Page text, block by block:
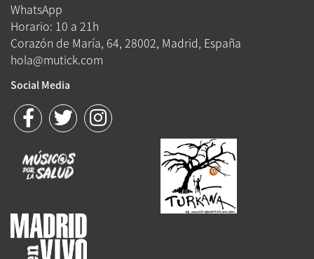
WhatsApp
Horario: 10 a 21h
Corazón de María, 64, 28002, Madrid, España
hola@mutick.com
Social Media